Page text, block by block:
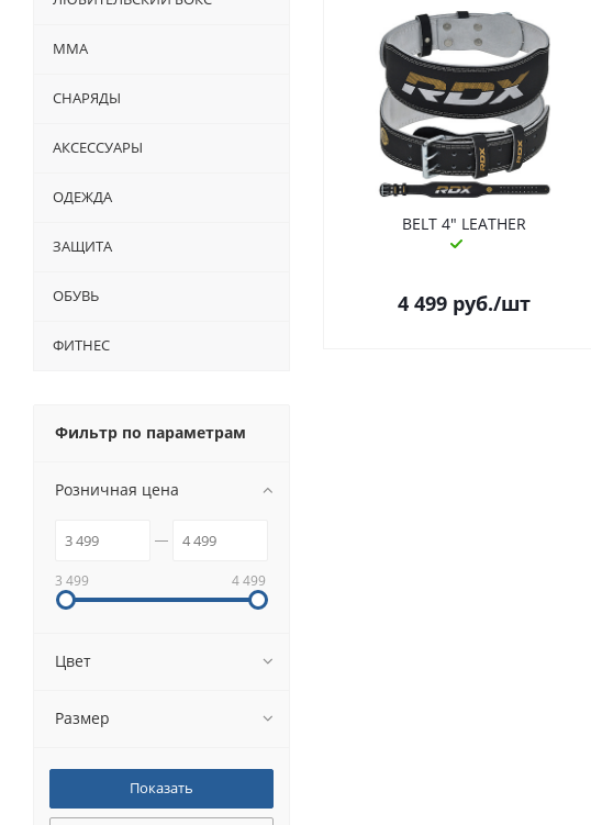
BELT 4" LEATHER
4 499 руб./шт
ММА
СНАРЯДЫ
АКСЕССУАРЫ
ОДЕЖДА
ЗАЩИТА
ОБУВЬ
ФИТНЕС
Фильтр по параметрам
Розничная цена
3 499 4 499
Цвет
Размер